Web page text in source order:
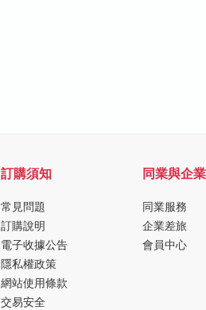
訂購須知
常見問題
訂購說明
電子收據公告
隱私權政策
網站使用條款
交易安全
同業與企業
同業服務
企業差旅
會員中心